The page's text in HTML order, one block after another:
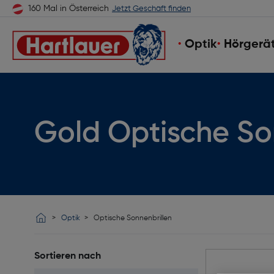
160 Mal in Österreich Jetzt Geschäft finden
Optik
Gold Optische
Optik Optische Sonnenbrillen
Sortieren nach